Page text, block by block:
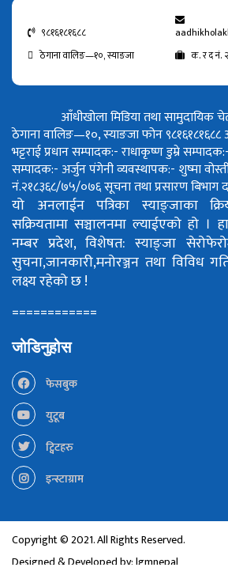
९८१६१८१६८८
ठेगाना वालिङ—१०, स्याङजा
क. र द नं.
आँधीखोला मिडिया तथा सामुदायिक
ठेगाना वालिङ—१०, स्याङजा फोन ९८१६१८१६८८
भट्टराईप्रधान सम्पादक:- राधाकृष्ण डुम्रे
सम्पादक:- अर्जुन पंगेनीव्यवस्थापक:- शुष्मा
नं.२१८३६८/७५/०७६सूचना तथा प्रसारण बिभाग
यो अनलाईन पत्रिका स्याङ्जाका
सक्रियतामा सञ्चालनमा ल्याईएको हो ।
नम्बर प्रदेश, विशेषत: स्याङ्जा
सुचना,जानकारी,मनोरञ्जन तथा विविध
लक्ष्य रहेको छ !
============
जोडिनुहोस
फेसबुक
युटूब
ट्विटहरु
इन्स्टाग्राम
Copyright © 2021. All Rights Reserved.
Designed & Developed by:lgmnepal